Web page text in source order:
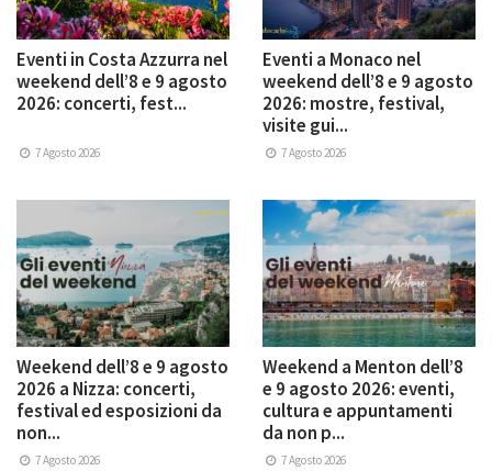
Eventi in Costa Azzurra nel
weekend dell’8 e 9 agosto
2026: concerti, fest...
7 Agosto 2026
Eventi a Monaco nel
weekend dell’8 e 9 agosto
2026: mostre, festival,
visite gui...
7 Agosto 2026
Weekend dell’8 e 9 agosto
2026 a Nizza: concerti,
festival ed esposizioni da
non...
7 Agosto 2026
Weekend a Menton dell’8
e 9 agosto 2026: eventi,
cultura e appuntamenti
da non p...
7 Agosto 2026